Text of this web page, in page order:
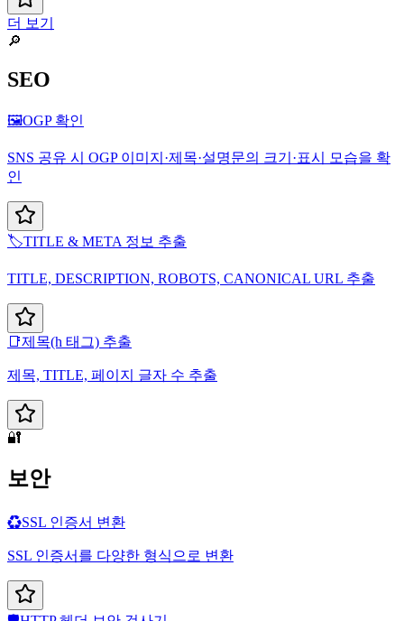
더 보기
🔎
SEO
🖼️OGP 확인
SNS 공유 시 OGP 이미지·제목·설명문의 크기·표시 모습을 확
인
🏷️TITLE & META 정보 추출
TITLE, DESCRIPTION, ROBOTS, CANONICAL URL 추출
📑제목(h 태그) 추출
제목, TITLE, 페이지 글자 수 추출
🔐
보안
♻️SSL 인증서 변환
SSL 인증서를 다양한 형식으로 변환